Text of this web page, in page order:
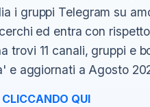
i gruppi Telegram su
ed entra con
trovi 11 canali, gruppi e
e aggiornati a Agosto
CLICCANDO QUI